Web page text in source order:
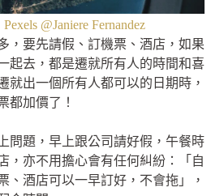
Pexels @Janiere Fernandez
，要先請假、訂機票、酒店，如果
起去，都是遷就所有人的時間和喜
就出一個所有人都可以的日期時，
都加價了！
問題，早上跟公司請好假，午餐時
，亦不用擔心會有任何糾紛：「自
、酒店可以一早訂好，不會拖」，